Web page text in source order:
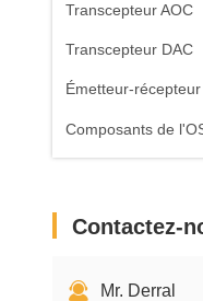
Transcepteur AOC
Transcepteur DAC
Émetteur-
Composants de
Contactez-
Mr. Derral